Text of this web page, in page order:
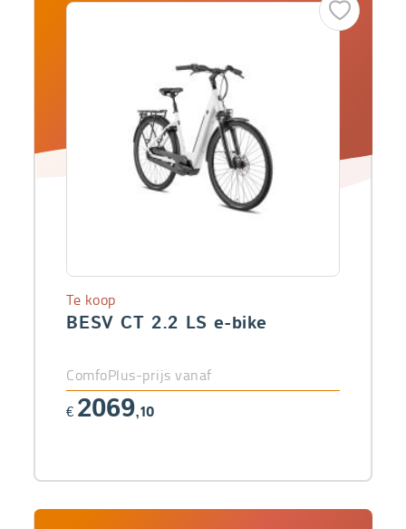
BESV CT 2.2 LS e-bike
Te koop
ComfoPlus-prijs vanaf
€ 2069,10